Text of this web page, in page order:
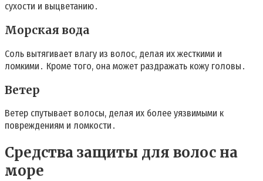
сухости и выцветанию․
Морская вода
Соль вытягивает влагу из волос, делая их жесткими и
ломкими․ Кроме того, она может раздражать кожу головы․
Ветер
Ветер спутывает волосы, делая их более уязвимыми к
повреждениям и ломкости․
Средства защиты для волос на
море